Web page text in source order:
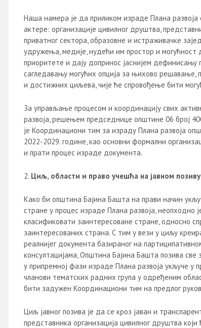
Наша намера је да приликом израде Плана развоја
актере: организације цивилног друштва,
приватног сектора, образовне и истраживачке
удружења, медије, нудећи им простор и могућност
приоритете и дају допринос јаснијем дефинисању
сагледавању могућих опција за њихово решавање,
и достижних циљева, чије ће спровођење бити
За управљање процесом и координацију свих
развоја, решењем председнице општине 06 број
је Координациони тим за израду Плана развоја
2022-2029. године, као основни формални
и прати процес израде документа.
Циљ, области и право учешћа на јавном позиву
Како би општина Бајина Башта на прави начин
стране у процес израде Плана развоја, неопходно
класификовати заинтересоване стране, односно
заинтересованих страна. С тим у вези у циљу
реалнијег документa базираног на
консултацијама, Општина Бајина Башта позива
у припремној фази израде Плана развоја укључе у
чланови тематских радних група у одређеним
бити задужен Координациони тим на предлог
Циљ јавног позива је да се кроз јаван и
представника организација цивилног друштва